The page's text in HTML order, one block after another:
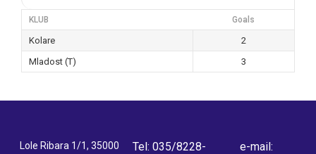
KLUB Goals
Kolare
2
Mladost (T)
3
Lole Ribara 1/1, 35000
Tel: 035/8228-
e-mail: